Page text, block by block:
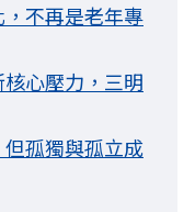
不再是老年專
心壓力，三明
孤獨與孤立成